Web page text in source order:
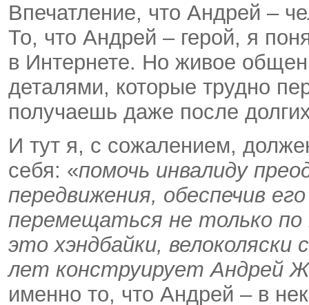
Впечатление, что Андрей –
То, что Андрей – герой, я
в Интернете. Но живое
деталями, которые трудно
получаешь даже после
И тут я, с сожалением,
себя: «помочь инвалиду
передвижения, обеспечив
перемещаться не только по
это хэндбайки,
лет конструирует Андрей
именно то, что Андрей – в